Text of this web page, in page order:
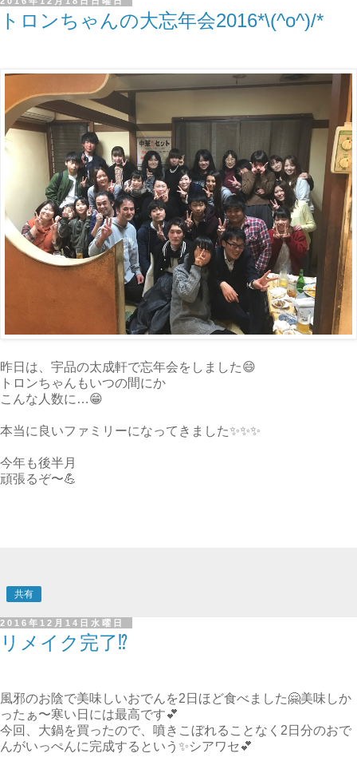
トロンちゃんの大忘年会2016*\(^o^)/*
昨日は、宇品の太成軒で忘年会をしました😄
トロンちゃんもいつの間にか
こんな人数に…😁
本当に良いファミリーになってきました✨✨✨
今年も後半月
頑張るぞ〜💪
共有
2016年12月14日水曜日
リメイク完了⁉️
風邪のお陰で美味しいおでんを2日ほど食べました🤗美味しか
ったぁ〜寒い日には最高です💕
今回、大鍋を買ったので、噴きこぼれることなく2日分のおで
んがいっぺんに完成するという✨シアワセ💕